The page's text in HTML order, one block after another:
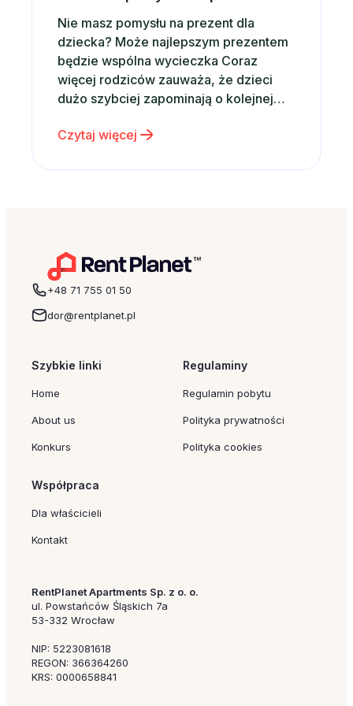
Nie masz pomysłu na prezent dla
dziecka? Może najlepszym prezentem
będzie wspólna wycieczka Coraz
więcej rodziców zauważa, że dzieci
dużo szybciej zapominają o kolejnej
czasie. Właśnie dlatego zamiast
wybieramy emocje, wspomnienia i
Czytaj więcej
+48 71 755 01 50
dor@rentplanet.pl
Szybkie linki
Home
About us
Konkurs
Regulaminy
Regulamin pobytu
Polityka prywatności
Polityka cookies
Współpraca
Dla właścicieli
Kontakt
RentPlanet Apartments Sp. z o. o.
ul. Powstańców Śląskich 7a
53-332 Wrocław
NIP: 5223081618
REGON: 366364260
KRS: 0000658841